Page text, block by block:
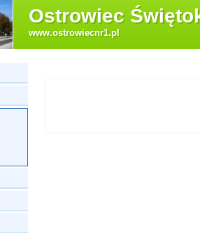
Ostrowiec
www.ostrowiecnr1.pl